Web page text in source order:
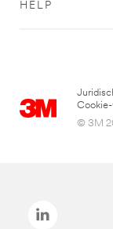
HELP
Cookie-
© 3M